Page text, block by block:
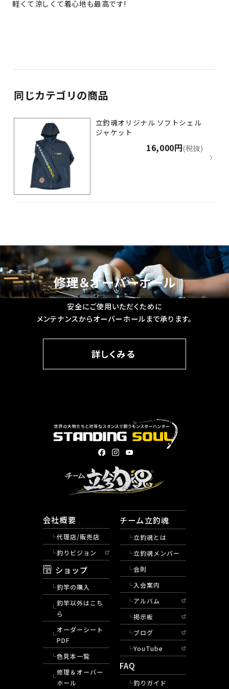
軽くて涼しくて着心地も最高です!
同じカテゴリの商品
立釣魂オリジナル ソフトシェル
ジャケット
16,000円(税抜) ›
修理＆オーバーホール
安全にご使用いただくために
メンテナンスからオーバーホールまで承ります。
詳しくみる
会社概要
代理店/販売店
釣りビジョン
ショップ
釣竿の購入
釣竿以外はこち
ら
オーダーシート
PDF
色見本一覧
修理＆オーバー
ホール
チーム立釣魂
立釣魂とは
立釣魂メンバー
会則
入会案内
アルバム
掲示板
ブログ
YouTube
FAQ
釣りガイド